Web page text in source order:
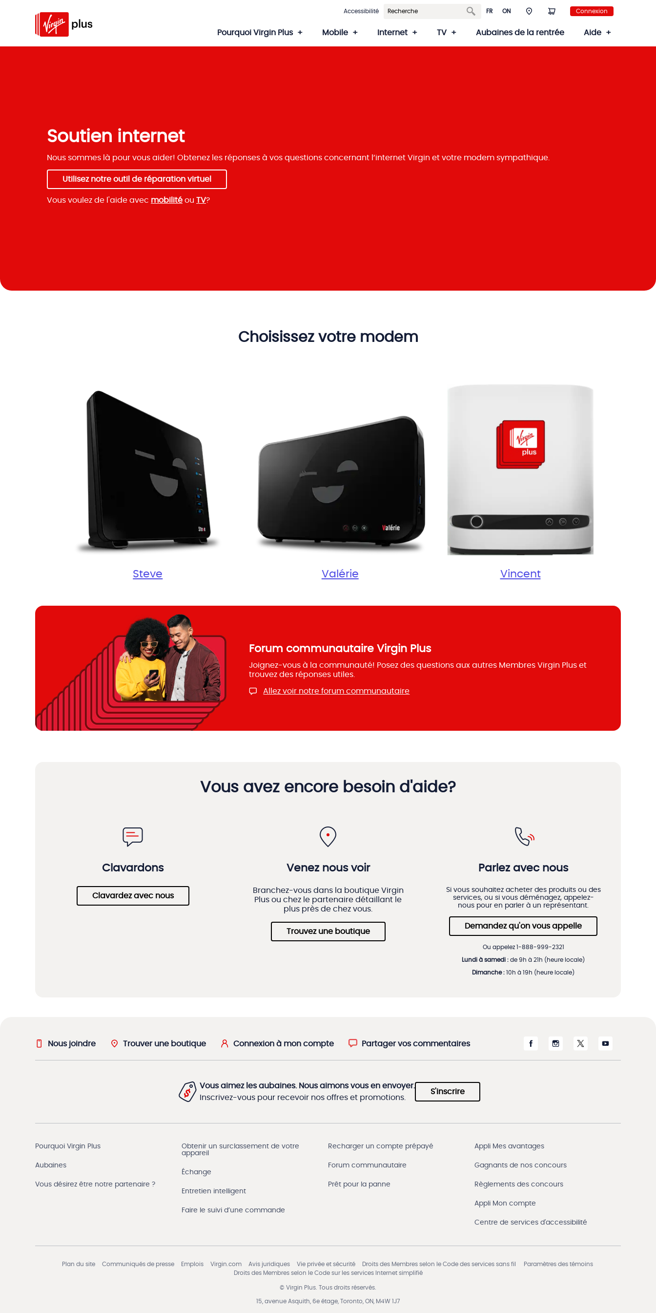
Accessibilité FR ON Connexion
Pourquoi Virgin Plus Mobile Internet TV Aubaines de la rentrée Aide
Soutien internet
Nous sommes là pour vous aider! Obtenez les réponses à vos questions concernant l’internet Virgin et votre modem sympathique.
Utilisez notre outil de réparation virtuel
Vous voulez de l'aide avec mobilité ou TV?
Choisissez votre modem
Steve Valérie Vincent
Forum communautaire Virgin Plus
Joignez-vous à la communauté! Posez des questions aux autres Membres Virgin Plus et
trouvez des réponses utiles.
Allez voir notre forum communautaire
Vous avez encore besoin d'aide?
Clavardons
Clavardez avec nous
Venez nous voir
Branchez-vous dans la boutique Virgin
Plus ou chez le partenaire détaillant le
plus près de chez vous.
Trouvez une boutique
Parlez avec nous
Si vous souhaitez acheter des produits ou des
services, ou si vous déménagez, appelez-
nous pour en parler à un représentant.
Demandez qu'on vous appelle
Ou appelez 1-888-999-2321
Lundi à samedi : de 9h à 21h (heure locale)
Dimanche : 10h à 19h (heure locale)
Nous joindre Trouver une boutique Connexion à mon compte Partager vos commentaires
Vous aimez les aubaines. Nous aimons vous en envoyer.
Inscrivez-vous pour recevoir nos offres et promotions.
S'inscrire
Pourquoi Virgin Plus
Aubaines
Vous désirez être notre partenaire ?
Obtenir un surclassement de votre
appareil
Échange
Entretien intelligent
Faire le suivi d’une commande
Recharger un compte prépayé
Forum communautaire
Prêt pour la panne
Appli Mes avantages
Gagnants de nos concours
Règlements des concours
Appli Mon compte
Centre de services d'accessibilité
Plan du site Communiqués de presse Emplois Virgin.com Avis juridiques Vie privée et sécurité Droits des Membres selon le Code des services sans fil
Paramètres des témoins
Droits des Membres selon le Code sur les services Internet simplifié
© Virgin Plus. Tous droits réservés.
15, avenue Asquith, 6e étage, Toronto, ON, M4W 1J7